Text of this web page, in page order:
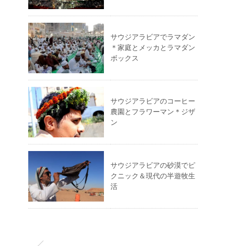
サウジアラビアでラマダン
＊家庭とメッカとラマダン
ボックス
サウジアラビアのコーヒー
農園とフラワーマン＊ジザ
ン
サウジアラビアの砂漠でピ
クニック＆現代の半遊牧生
活